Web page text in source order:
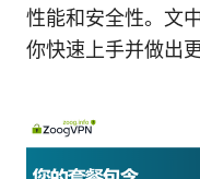
性能和安全性。文
你快速上手并做出